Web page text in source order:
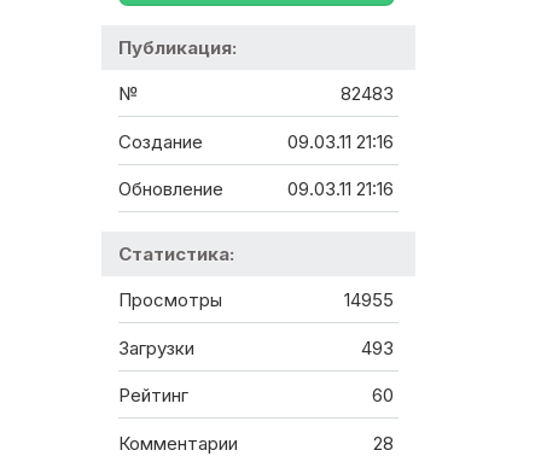
Публикация:
№ 82483
Создание 09.03.11 21:16
Обновление 09.03.11 21:16
Статистика:
Просмотры 14955
Загрузки 493
Рейтинг 60
Комментарии 28